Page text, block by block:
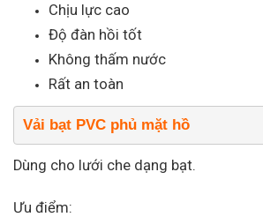
Chịu lực cao
Độ đàn hồi tốt
Không thấm nước
Rất an toàn
Vải bạt PVC phủ mặt hồ
Dùng cho lưới che dạng bạt.
Ưu điểm: